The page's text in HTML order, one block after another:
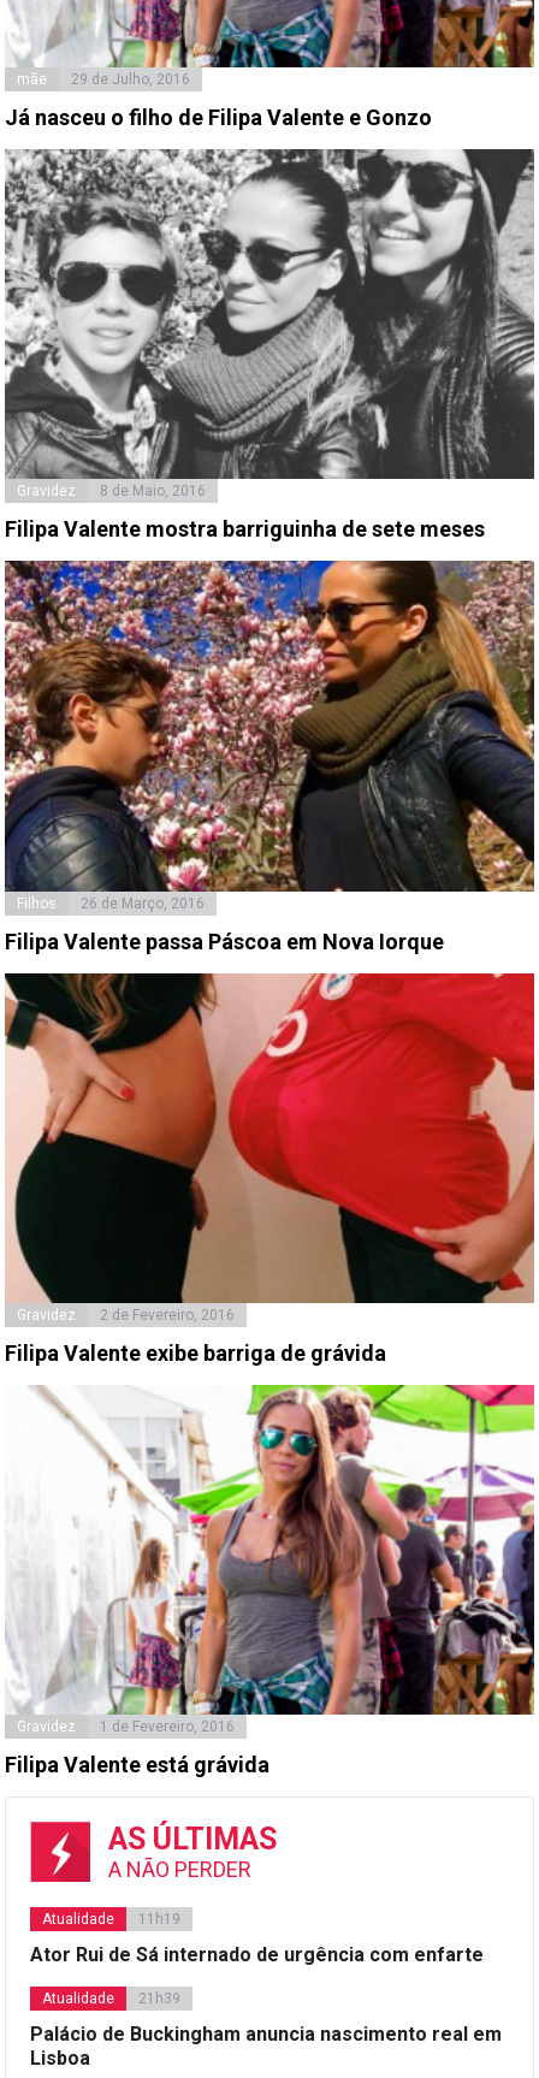
mãe 29 de Julho, 2016
Já nasceu o filho de Filipa Valente e Gonzo
Gravidez 8 de Maio, 2016
Filipa Valente mostra barriguinha de sete meses
Filhos 26 de Março, 2016
Filipa Valente passa Páscoa em Nova Iorque
Gravidez 2 de Fevereiro, 2016
Filipa Valente exibe barriga de grávida
Gravidez 1 de Fevereiro, 2016
Filipa Valente está grávida
AS ÚLTIMAS
A NÃO PERDER
Atualidade 11h19
Ator Rui de Sá internado de urgência com enfarte
Atualidade 21h39
Palácio de Buckingham anuncia nascimento real em
Lisboa